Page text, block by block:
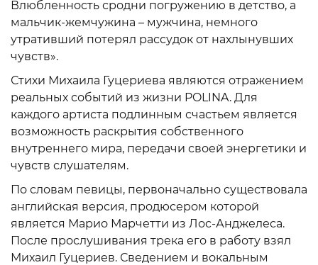
Влюбленность сродни погружению в детство, а
мальчик-жемчужина – мужчина, немного
утративший потерял рассудок от нахлынувших
чувств».
Стихи Михаила Гуцериева являются отражением
реальных событий из жизни POLINA. Для
каждого артиста подлинным счастьем является
возможность раскрытия собственного
внутреннего мира, передачи своей энергетики и
чувств слушателям.
По словам певицы, первоначально существовала
английская версия, продюсером которой
является Марио Марчетти из Лос-Анджелеса.
После прослушивания трека его в работу взял
Михаил Гуцериев. Сведением и вокальным